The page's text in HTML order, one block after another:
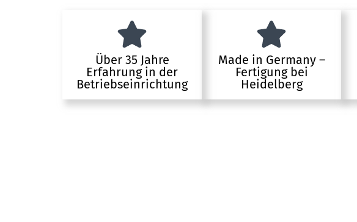
Über 35 Jahre
Erfahrung in der
Betriebseinrichtung
Made in Germany –
Fertigung bei
Heidelberg